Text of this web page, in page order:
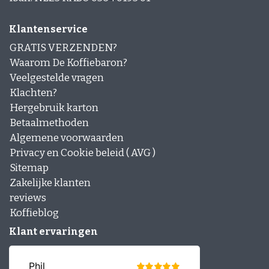
extractie in volautomaten en espressomachines.
Is Caffè Breda San Paulo geschikt voor
cappuccino?
Ja — de body blijft goed aanwezig in melkdranken.
Klantenservice
GRATIS VERZENDEN?
Waarom De Koffiebaron?
Veelgestelde vragen
Klachten?
Hergebruik karton
Betaalmethoden
Algemene voorwaarden
Privacy en Cookie beleid ( AVG )
Sitemap
Zakelijke klanten
reviews
Koffieblog
Klant ervaringen